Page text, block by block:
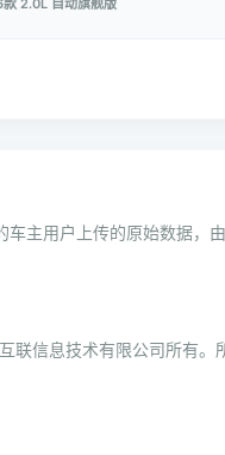
2.0L 自动旗舰版
主用户上传的原始数据，
信息技术有限公司所有